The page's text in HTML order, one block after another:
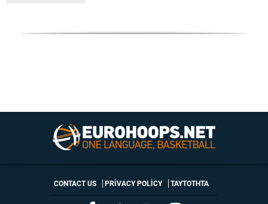
CONTACT US PRIVACY POLICY ΤΑΥΤΟΤΗΤΑ